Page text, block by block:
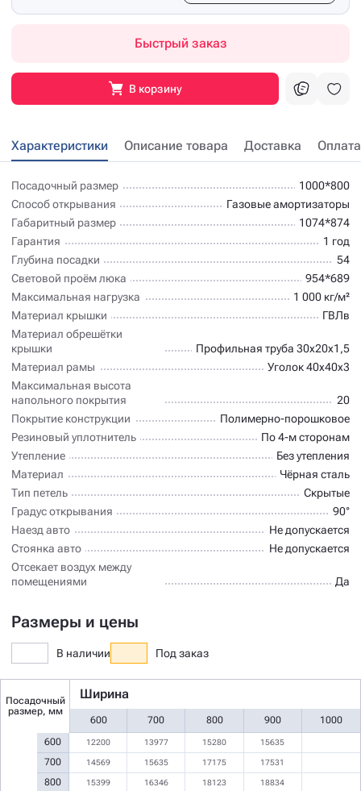
Быстрый заказ
В корзину
Характеристики Описание товара Доставка Оплата
Посадочный размер
1000*800
Способ открывания
Газовые амортизаторы
Габаритный размер
1074*874
Гарантия
1 год
Глубина посадки
54
Световой проём люка
954*689
Максимальная нагрузка
1 000 кг/м²
Материал крышки
ГВЛв
Материал обрешётки
крышки
Профильная труба 30х20х1,5
Материал рамы
Уголок 40х40х3
Максимальная высота
напольного покрытия
20
Покрытие конструкции
Полимерно-порошковое
Резиновый уплотнитель
По 4-м сторонам
Утепление
Без утепления
Материал
Чёрная сталь
Тип петель
Скрытые
Градус открывания
90°
Наезд авто
Не допускается
Стоянка авто
Не допускается
Отсекает воздух между
помещениями
Да
Размеры и цены
В наличии Под заказ
Посадочный
размер, мм
Ширина
600 700 800 900 1000
600
700
800
12200 13977 15280 15635
14569 15635 17175 17531
15399 16346 18123 18834